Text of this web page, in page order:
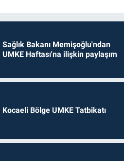
Sağlık Bakanı Memişoğlu'ndan
UMKE Haftası'na ilişkin paylaşım
Kocaeli Bölge UMKE Tatbikatı